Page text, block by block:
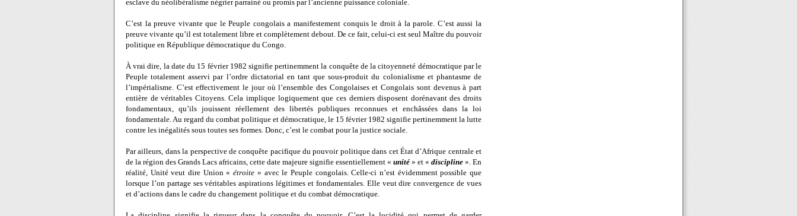
esclave du néolibéralisme négrier parrainé ou promis par l’ancienne puissance coloniale.
C’est la preuve vivante que le Peuple congolais a manifestement conquis le droit à la parole. C’est aussi la
preuve vivante qu’il est totalement libre et complètement debout. De ce fait, celui-ci est seul Maître du pouvoir
politique en République démocratique du Congo.
À vrai dire, la date du 15 février 1982 signifie pertinemment la conquête de la citoyenneté démocratique par le
Peuple totalement asservi par l’ordre dictatorial en tant que sous-produit du colonialisme et phantasme de
l’impérialisme. C’est effectivement le jour où l’ensemble des Congolaises et Congolais sont devenus à part
entière de véritables Citoyens. Cela implique logiquement que ces derniers disposent dorénavant des droits
fondamentaux, qu’ils jouissent réellement des libertés publiques reconnues et enchâssées dans la loi
fondamentale. Au regard du combat politique et démocratique, le 15 février 1982 signifie pertinemment la lutte
contre les inégalités sous toutes ses formes. Donc, c’est le combat pour la justice sociale.
Par ailleurs, dans la perspective de conquête pacifique du pouvoir politique dans cet État d’Afrique centrale et
de la région des Grands Lacs africains, cette date majeure signifie essentiellement « unité » et « discipline ». En
réalité, Unité veut dire Union «étroite » avec le Peuple congolais. Celle-ci n’est évidemment possible que
lorsque l’on partage ses véritables aspirations légitimes et fondamentales. Elle veut dire convergence de vues
et d’actions dans le cadre du changement politique et du combat démocratique.